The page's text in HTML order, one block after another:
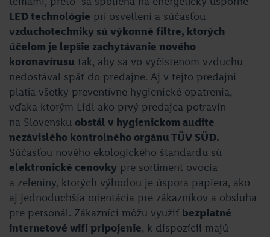
LED technológie pri osvetlení a súčasťou
vzduchotechniky sú výkonné filtre, ktorých
účelom je lepšie zachytávanie nového
koronavírusu tak, aby sa vo vyčistenom vzduchu
nedostával späť do predajne. Aj v tejto predajni
platia všetky preventívne hygienické opatrenia,
vďaka ktorým Lidl ako prvý predajca potravín
na Slovensku obstál v hygienickom audite
nezávislého kontrolného orgánu TÜV SÜD.
Súčasťou nového ekologického štandardu sú
elektronické cenovky pre sortiment ovocia
a zeleniny, ktorých výhodou je úspora papiera, ako
aj jednoduchšia orientácia pre zákazníkov a obsluha
pre personál. Zákazníci môžu využiť bezplatné
internetové wifi pripojenie, k dispozícii majú